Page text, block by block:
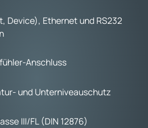
Device), Ethernet und RS232
Anschluss
und Unterniveauschutz
III/FL (DIN 12876)